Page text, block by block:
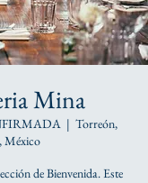
Mina
  |
Torreón,
México
de Bienvenida. Este